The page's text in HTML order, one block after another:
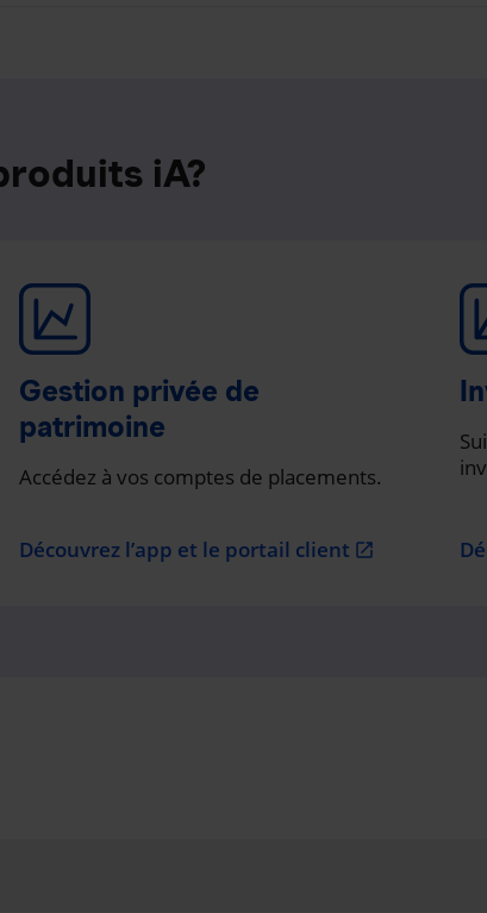
iA?
Gestion privée de
patrimoine
Accédez à vos comptes de placements.
Découvrez l’app et le portail client open_in_new